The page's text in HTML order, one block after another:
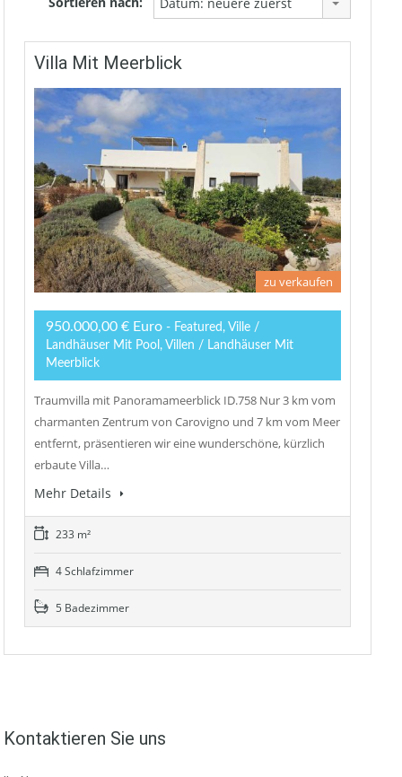
Villa Mit Meerblick
zu verkaufen
950.000,00 € Euro - Featured, Ville /
Landhäuser Mit Pool, Villen / Landhäuser Mit
Meerblick
Traumvilla mit Panoramameerblick ID.758 Nur 3 km vom
charmanten Zentrum von Carovigno und 7 km vom Meer
entfernt, präsentieren wir eine wunderschöne, kürzlich
erbaute Villa…
Mehr Details
233 m²
4 Schlafzimmer
5 Badezimmer
Kontaktieren Sie uns